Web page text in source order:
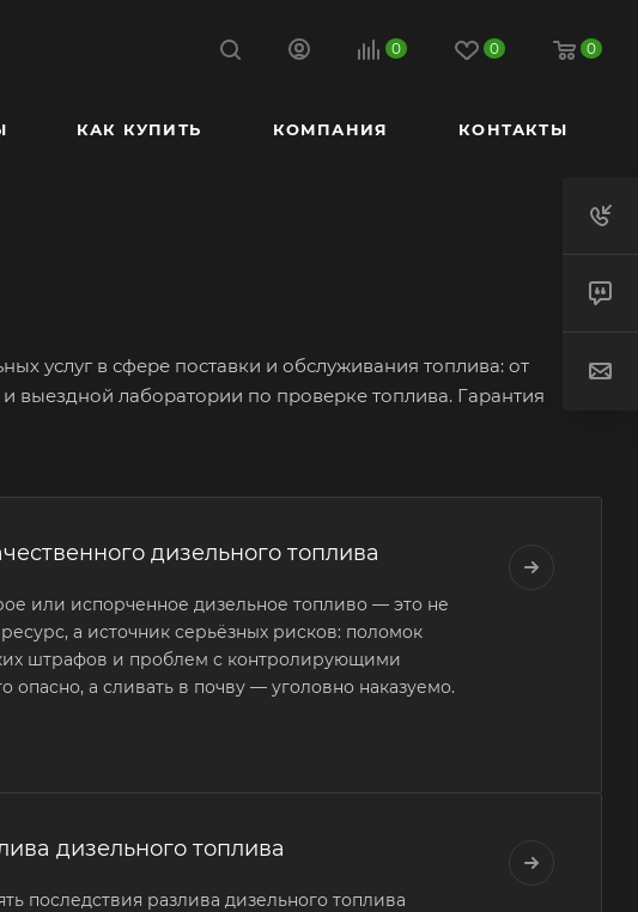
0 0 0
КАК КУПИТЬ КОМПАНИЯ КОНТАКТЫ
услуг в сфере поставки и обслуживания топлива: от
выездной лаборатории по проверке топлива. Гарантия
дизельного топлива
или испорченное дизельное топливо — это не
а источник серьёзных рисков: поломок
штрафов и проблем с контролирующими
опасно, а сливать в почву — уголовно наказуемо.
дизельного топлива
последствия разлива дизельного топлива